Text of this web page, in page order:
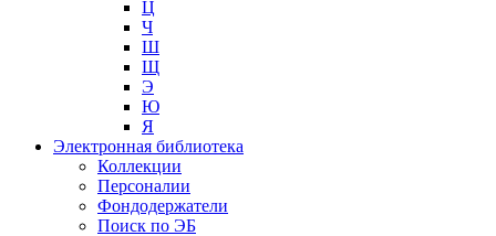
Ц
Ч
Ш
Щ
Э
Ю
Я
Электронная библиотека
Коллекции
Персоналии
Фондодержатели
Поиск по ЭБ